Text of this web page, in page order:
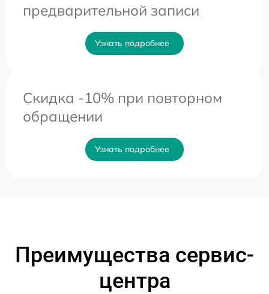
предварительной записи
Узнать подробнее
Скидка -10% при повторном
обращении
Узнать подробнее
Преимущества сервис-
центра